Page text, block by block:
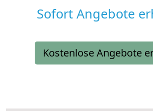
Sofort Angebote
Kostenlose Angebote